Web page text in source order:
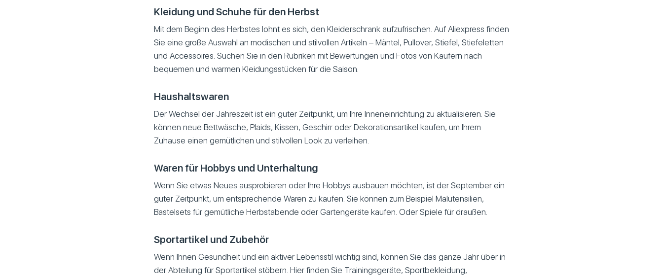
Kleidung und Schuhe für den Herbst
Mit dem Beginn des Herbstes lohnt es sich, den Kleiderschrank aufzufrischen. Auf Aliexpress finden
Sie eine große Auswahl an modischen und stilvollen Artikeln – Mäntel, Pullover, Stiefel, Stiefeletten
und Accessoires. Suchen Sie in den Rubriken mit Bewertungen und Fotos von Käufern nach
bequemen und warmen Kleidungsstücken für die Saison.
Haushaltswaren
Der Wechsel der Jahreszeit ist ein guter Zeitpunkt, um Ihre Inneneinrichtung zu aktualisieren. Sie
können neue Bettwäsche, Plaids, Kissen, Geschirr oder Dekorationsartikel kaufen, um Ihrem
Zuhause einen gemütlichen und stilvollen Look zu verleihen.
Waren für Hobbys und Unterhaltung
Wenn Sie etwas Neues ausprobieren oder Ihre Hobbys ausbauen möchten, ist der September ein
guter Zeitpunkt, um entsprechende Waren zu kaufen. Sie können zum Beispiel Malutensilien,
Bastelsets für gemütliche Herbstabende oder Gartengeräte kaufen. Oder Spiele für draußen.
Sportartikel und Zubehör
Wenn Ihnen Gesundheit und ein aktiver Lebensstil wichtig sind, können Sie das ganze Jahr über in
der Abteilung für Sportartikel stöbern. Hier finden Sie Trainingsgeräte, Sportbekleidung,